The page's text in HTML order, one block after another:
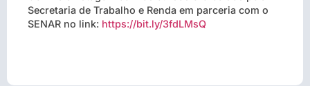
Secretaria de Trabalho e Renda em parceria com o
SENAR no link: https://bit.ly/3fdLMsQ